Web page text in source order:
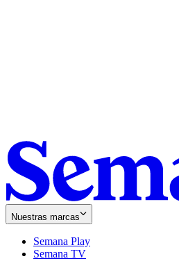
Nuestras marcas
Semana Play
Semana TV